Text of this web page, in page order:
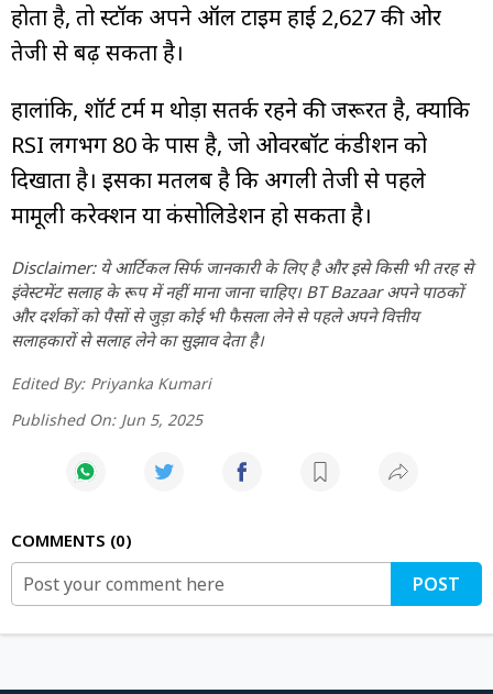
होता है, तो स्टॉक अपने ऑल टाइम हाई ₹2,627 की ओर
तेजी से बढ़ सकता है।
हालांकि, शॉर्ट टर्म में थोड़ा सतर्क रहने की जरूरत है, क्योंकि
RSI लगभग 80 के पास है, जो ओवरबॉट कंडीशन को
दिखाता है। इसका मतलब है कि अगली तेजी से पहले
मामूली करेक्शन या कंसोलिडेशन हो सकता है।
Disclaimer: ये आर्टिकल सिर्फ जानकारी के लिए है और इसे किसी भी तरह से
इंवेस्टमेंट सलाह के रूप में नहीं माना जाना चाहिए। BT Bazaar अपने पाठकों
और दर्शकों को पैसों से जुड़ा कोई भी फैसला लेने से पहले अपने वित्तीय
सलाहकारों से सलाह लेने का सुझाव देता है।
Edited By: Priyanka Kumari
Published On: Jun 5, 2025
COMMENTS 0
POST